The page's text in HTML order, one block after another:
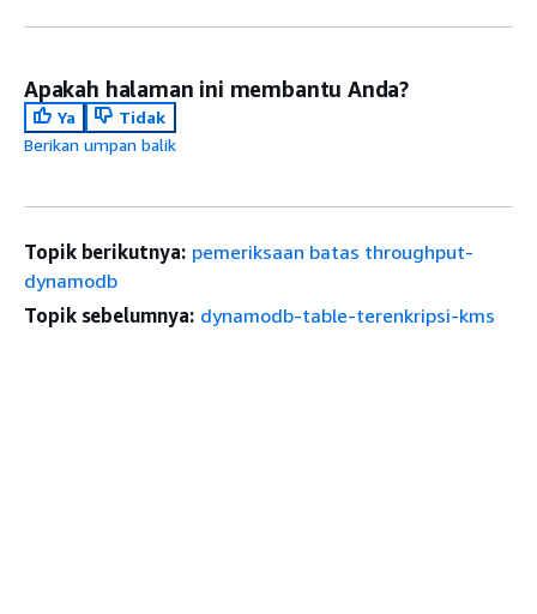
Apakah halaman ini membantu Anda?
Ya
Tidak
Berikan umpan balik
Topik berikutnya: pemeriksaan batas throughput-
dynamodb
Topik sebelumnya: dynamodb-table-terenkripsi-kms